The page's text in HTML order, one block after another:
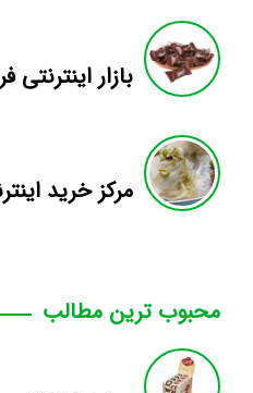
مرکز خرید
محبوب ترین مطالب